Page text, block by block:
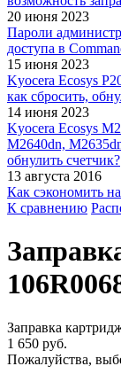
20 июня 2023
Пароли
доступа в
15 июня 2023
Kyocera Ecosys
как сбросить,
14 июня 2023
Kyocera Ecosys
M2640dn,
обнулить счетчик?
13 августа 2016
Как сэкономить
К сравнению
Заправка
1 650 руб.
Пожалуйства,